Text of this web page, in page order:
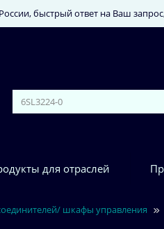
быстрый ответ на Ваш
для отраслей
шкафы управления